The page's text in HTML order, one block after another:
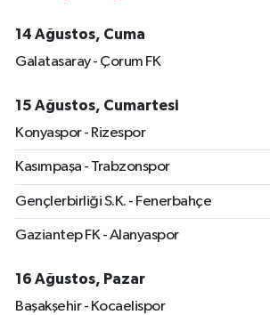
14 Ağustos, Cuma
Galatasaray - Çorum FK
15 Ağustos, Cumartesi
Konyaspor - Rizespor
Kasımpaşa - Trabzonspor
Gençlerbirliği S.K. - Fenerbahçe
Gaziantep FK - Alanyaspor
16 Ağustos, Pazar
Başakşehir - Kocaelispor